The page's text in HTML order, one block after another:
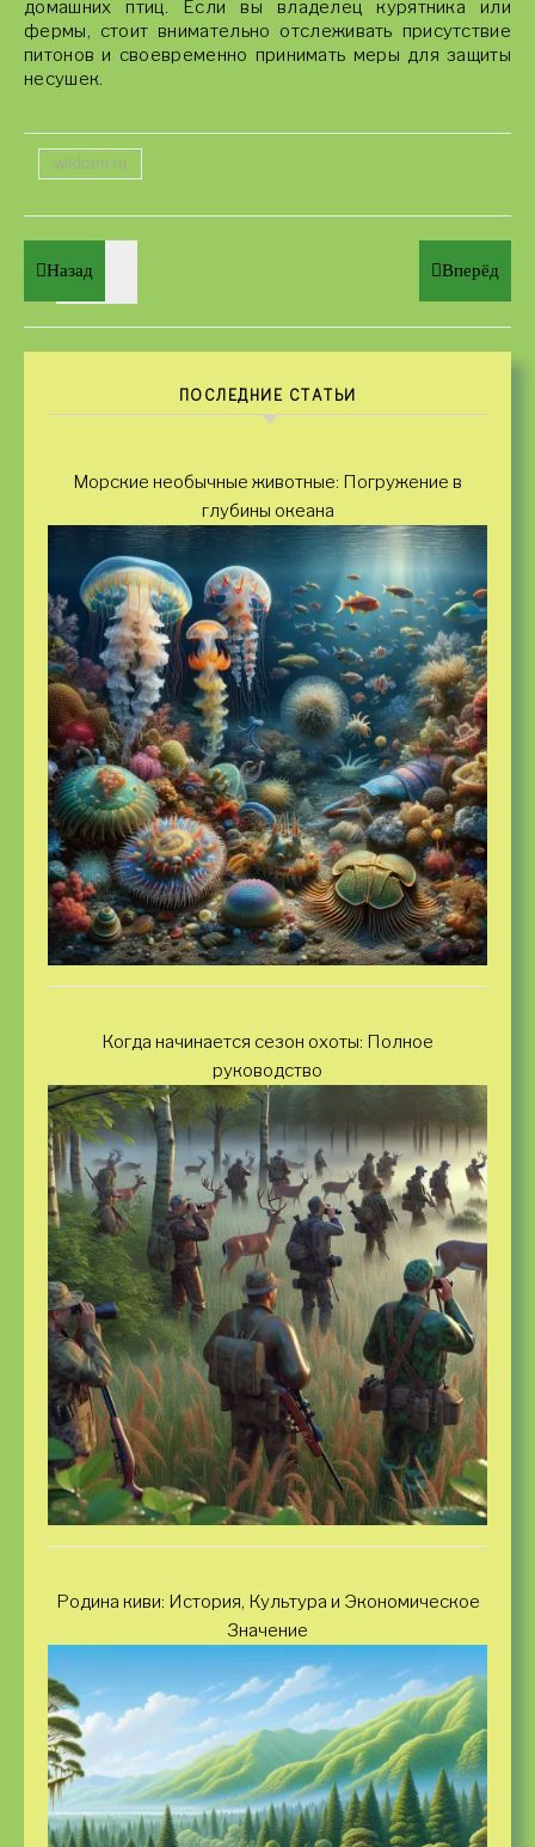
домашних птиц. Если вы владелец курятника или
фермы, стоит внимательно отслеживать присутствие
питонов и своевременно принимать меры для защиты
несушек.
wildcam.ru
Назад Вперёд
ПОСЛЕДНИЕ СТАТЬИ
Морские необычные животные: Погружение в
глубины океана
Когда начинается сезон охоты: Полное
руководство
Родина киви: История, Культура и Экономическое
Значение